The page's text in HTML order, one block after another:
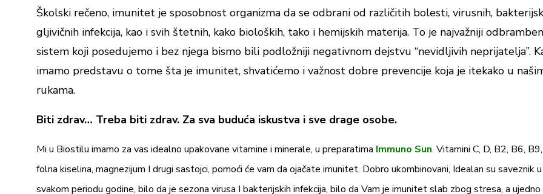
Školski rečeno, imunitet je sposobnost organizma da se odbrani od različitih bolesti, virusnih,
gljivičnih infekcija, kao i svih štetnih, kako bioloških, tako i hemijskih materija. To je najvažniji
sistem koji posedujemo i bez njega bismo bili podložniji negativnom dejstvu “nevidljivih neprijatelja”.
imamo predstavu o tome šta je imunitet, shvatićemo i važnost dobre prevencije koja je itekako u
rukama.
Biti zdrav… Treba biti zdrav. Za sva buduća iskustva i sve drage osobe.
Mi u Biostilu imamo za vas idealno upakovane vitamine i minerale, u preparatima Immuno Sun. Vitamini C, D, B2, B6,
folna kiselina, magnezijum I drugi sastojci, pomoći će vam da ojačate imunitet. Dobro ukombinovani, Idealan su saveznik u
svakom periodu godine, bilo da je sezona virusa I bakterijskih infekcija, bilo da Vam je imunitet slab zbog stresa, a ujedno